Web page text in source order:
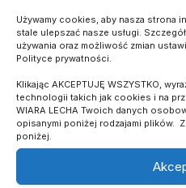
Używamy cookies, aby nasza strona
stale ulepszać nasze usługi.
używania oraz możliwość zmian
Polityce prywatności.
Klikając AKCEPTUJĘ WSZYSTKO,
technologii takich jak cookies i na
WIARA LECHA Twoich danych
opisanymi poniżej rodzajami plików.
poniżej.
SEZON KLUB MECZE
2022/2023
Wiara Lecha
Poznań
2023/2024
Wiara Lecha
Poznań
12
Suma - 21